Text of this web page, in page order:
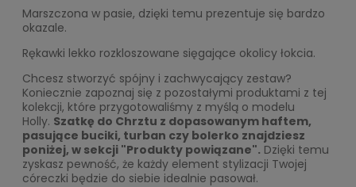
Marszczona w pasie, dzięki temu prezentuje się bardzo
okazale.
Rękawki lekko rozkloszowane sięgające okolicy łokcia.
Chcesz stworzyć spójny i zachwycający zestaw?
Koniecznie zapoznaj się z pozostałymi produktami z tej
kolekcji, które przygotowaliśmy z myślą o modelu
Holly. Szatkę do Chrztu z dopasowanym haftem,
pasujące buciki, turban czy bolerko znajdziesz
poniżej, w sekcji "Produkty powiązane". Dzięki temu
zyskasz pewność, że każdy element stylizacji Twojej
córeczki będzie do siebie idealnie pasował.